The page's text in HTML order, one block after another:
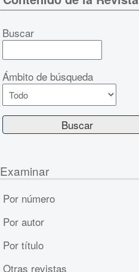
Buscar
Ámbito de búsqueda
Examinar
Por número
Por autor
Por título
Otras revistas